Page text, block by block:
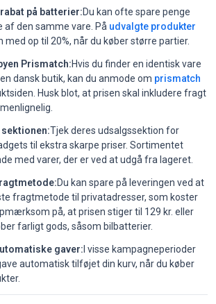
på batterier:Du kan ofte spare penge
af den samme vare. På udvalgte produkter
op til 20%, når du køber større partier.
Prismatch:Hvis du finder en identisk vare
dansk butik, kan du anmode om prismatch
Husk blot, at prisen skal inkludere fragt
Tjek deres udsalgssektion for
til ekstra skarpe priser. Sortimentet
med varer, der er ved at udgå fra lageret.
Du kan spare på leveringen ved at
fragtmetode til privatadresser, som koster
på, at prisen stiger til 129 kr. eller
farligt gods, såsom bilbatterier.
gaver:I visse kampagneperioder
automatisk tilføjet din kurv, når du køber